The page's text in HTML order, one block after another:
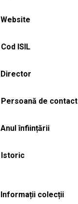
Website
Cod ISIL
Director
Persoană de contact
Anul înființării
Istoric
Informații colecții